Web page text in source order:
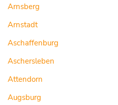
Arnsberg
Arnstadt
Aschaffenburg
Aschersleben
Attendorn
Augsburg